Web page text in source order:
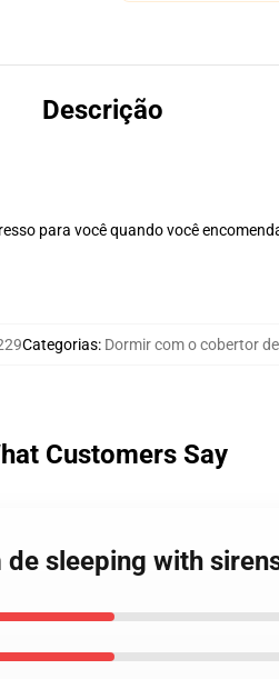
Descrição
para você quando você
Categorias: Dormir com o cobertor
Customers Say
sleeping with